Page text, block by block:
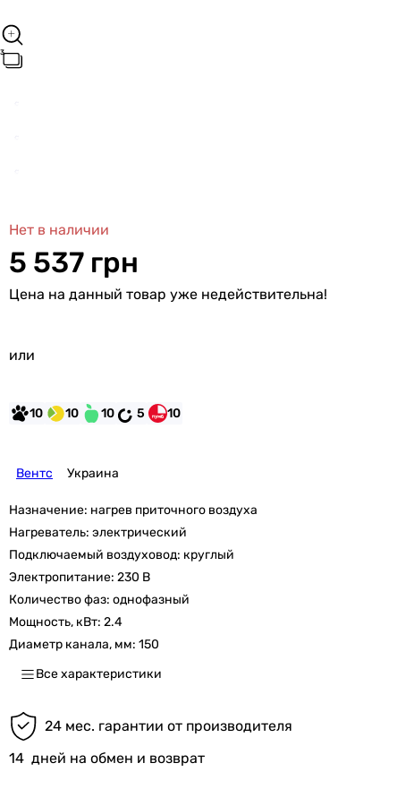
Нет в наличии
5 537 грн
Цена на данный товар уже недействительна!
или
10 10 10 5 10
Вентс Украина
Назначение: нагрев приточного воздуха
Нагреватель: электрический
Подключаемый воздуховод: круглый
Электропитание: 230 В
Количество фаз: однофазный
Мощность, кВт: 2.4
Диаметр канала, мм: 150
Все характеристики
24 мес. гарантии от производителя
14 дней на обмен и возврат